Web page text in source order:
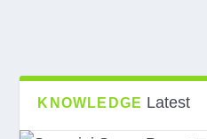
KNOWLEDGE Latest